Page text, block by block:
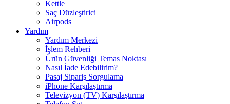
Kettle
Saç Düzleştirici
Airpods
Yardım
Yardım Merkezi
İşlem Rehberi
Ürün Güvenliği Temas Noktası
Nasıl İade Edebilirim?
Pasaj Sipariş Sorgulama
iPhone Karşılaştırma
Televizyon (TV) Karşılaştırma